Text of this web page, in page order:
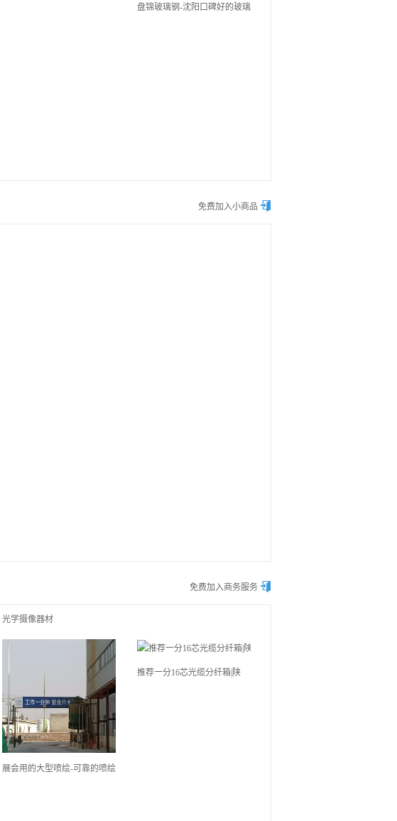
盘锦玻璃钢-沈阳口碑好的玻璃
免费加入小商品 
免费加入商务服务 
光学摄像器材
展会用的大型喷绘-可靠的喷绘
推荐一分16芯光缆分纤箱|陕